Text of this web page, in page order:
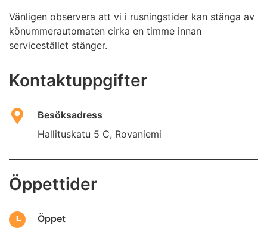
Vänligen observera att vi i rusningstider kan stänga av
könummerautomaten cirka en timme innan
servicestället stänger.
Kontaktuppgifter
Besöksadress
Hallituskatu 5 C, Rovaniemi
Öppettider
Öppet